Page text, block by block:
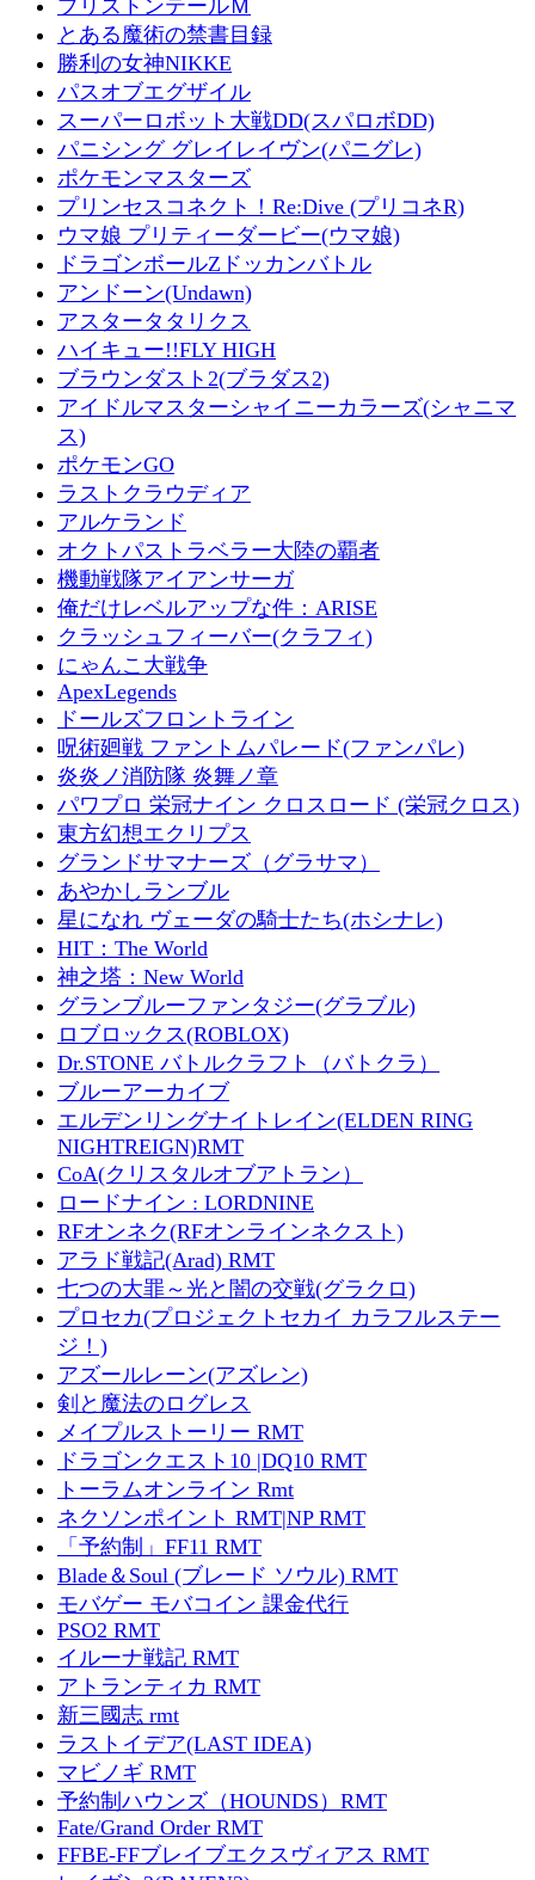
プリストンテールＭ
とある魔術の禁書目録
勝利の女神NIKKE
パスオブエグザイル
スーパーロボット大戦DD(スパロボDD)
パニシング グレイレイヴン(パニグレ)
ポケモンマスターズ
プリンセスコネクト！Re:Dive (プリコネR)
ウマ娘 プリティーダービー(ウマ娘)
ドラゴンボールZドッカンバトル
アンドーン(Undawn)
アスタータタリクス
ハイキュー!!FLY HIGH
ブラウンダスト2(ブラダス2)
アイドルマスターシャイニーカラーズ(シャニマ
ス)
ポケモンGO
ラストクラウディア
アルケランド
オクトパストラベラー大陸の覇者
機動戦隊アイアンサーガ
俺だけレベルアップな件：ARISE
クラッシュフィーバー(クラフィ)
にゃんこ大戦争
ApexLegends
ドールズフロントライン
呪術廻戦 ファントムパレード(ファンパレ)
炎炎ノ消防隊 炎舞ノ章
パワプロ 栄冠ナイン クロスロード (栄冠クロス)
東方幻想エクリプス
グランドサマナーズ（グラサマ）
あやかしランブル
星になれ ヴェーダの騎士たち(ホシナレ)
HIT：The World
神之塔：New World
グランブルーファンタジー(グラブル)
ロブロックス(ROBLOX)
Dr.STONE バトルクラフト（バトクラ）
ブルーアーカイブ
エルデンリングナイトレイン(ELDEN RING
NIGHTREIGN)RMT
CoA(クリスタルオブアトラン）
ロードナイン : LORDNINE
RFオンネク(RFオンラインネクスト)
アラド戦記(Arad) RMT
七つの大罪～光と闇の交戦(グラクロ)
プロセカ(プロジェクトセカイ カラフルステー
ジ！)
アズールレーン(アズレン)
剣と魔法のログレス
メイプルストーリー RMT
ドラゴンクエスト10 |DQ10 RMT
トーラムオンライン Rmt
ネクソンポイント RMT|NP RMT
「予約制」FF11 RMT
Blade＆Soul (ブレード ソウル) RMT
モバゲー モバコイン 課金代行
PSO2 RMT
イルーナ戦記 RMT
アトランティカ RMT
新三國志 rmt
ラストイデア(LAST IDEA)
マビノギ RMT
予約制ハウンズ（HOUNDS）RMT
Fate/Grand Order RMT
FFBE-FFブレイブエクスヴィアス RMT